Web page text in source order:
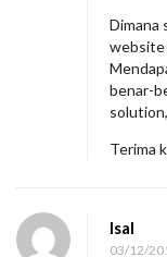
Dimana
website
benar-
Terima
Isal
03/12/